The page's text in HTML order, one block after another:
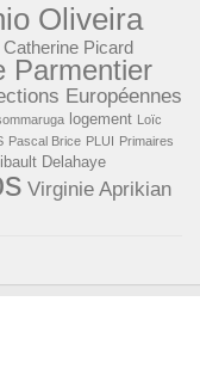
Oliveira
Catherine Picard
Parmentier
Européennes
logement Loïc
Pascal Brice PLUI Primaires
Delahaye
Virginie Aprikian